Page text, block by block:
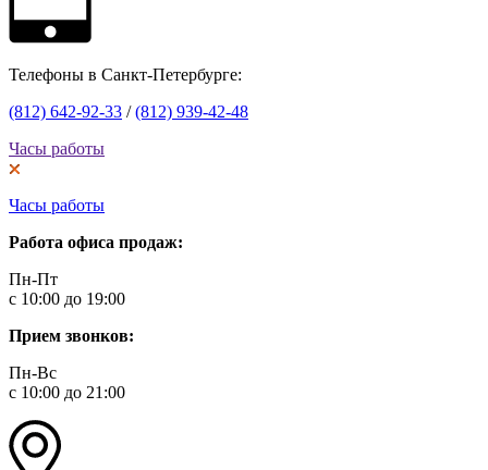
Телефоны в Санкт-Петербурге:
(812) 642-92-33 /(812) 939-42-48
Часы работы
Часы работы
Работа офиса продаж:
Пн-Пт
с 10:00 до 19:00
Прием звонков:
Пн-Вс
с 10:00 до 21:00